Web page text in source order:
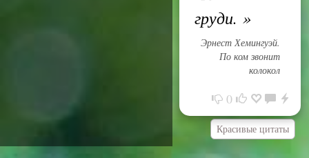
груди. »
Эрнест Хемингуэй.
По ком звонит
колокол
0
Красивые цитаты